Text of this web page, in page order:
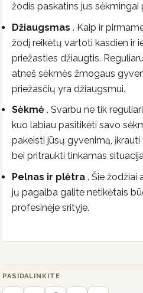
žodis paskatins jus sėkmingai
Džiaugsmas . Kaip ir
žodį reikėtų vartoti kasdien ir
priežasties džiaugtis.
atneš sėkmės žmogaus
priežasčių yra džiaugsmui.
Sėkmė . Svarbu ne tik
kuo labiau pasitikėti savo
pakeisti jūsų gyvenimą,
bei pritraukti tinkamas
Pelnas ir plėtra . Šie žodžiai
jų pagalba galite netikėtais
profesinėje srityje.
PASIDALINKITE